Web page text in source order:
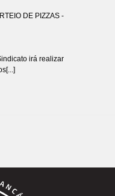
DE PIZZAS -
irá realizar